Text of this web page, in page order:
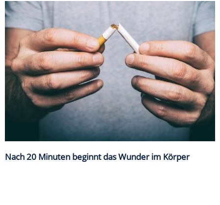
Nach 20 Minuten beginnt das Wunder im Körper